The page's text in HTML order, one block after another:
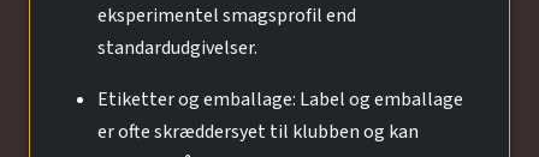
eksperimentel smagsprofil end
standardudgivelser.
Etiketter og emballage: Label og emballage
er ofte skræddersyet til klubben og kan